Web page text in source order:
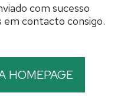
com sucesso
contacto consigo.
HOMEPAGE